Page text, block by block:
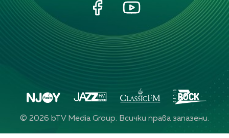
© 2026 bTV Media Group. Всички права запазени.